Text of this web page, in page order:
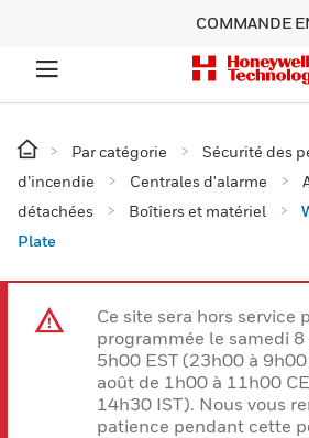
COMMANDE
Par catégorie
Sécurité des
d’incendie
Centrales d'alarme
détachées
Boîtiers et matériel
Plate
Ce site sera hors service
programmée le samedi
5h00 EST (23h00 à
août de 1h00 à 11h00
14h30 IST). Nous vous
patience pendant cette